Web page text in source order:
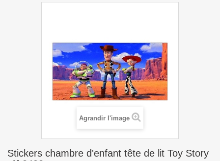
Agrandir l'image
Stickers chambre d'enfant tête de lit Toy Story